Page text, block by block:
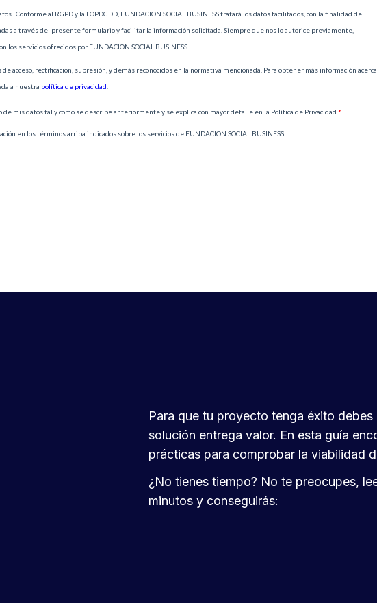
Para que tu proyecto tenga éxito debes
solución entrega valor. En esta guía
prácticas para comprobar la viabilidad
¿No tienes tiempo? No te preocupes,
minutos y conseguirás: